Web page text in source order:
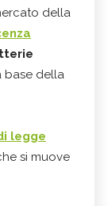
della
base della
legge
si muove